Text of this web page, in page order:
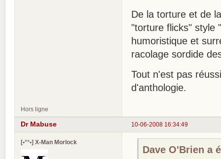
De la torture et de
"torture flicks" style
humoristique et
racolage sordide
Tout n'est pas
d'anthologie.
Hors ligne
10-06-2008 16:34:49
Dr Mabuse
[•°°•] X-Man Morlock
Dave O'Brien a